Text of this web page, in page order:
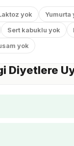
yok
Yumurta
Sert kabuklu yok
yok
Diyetlere